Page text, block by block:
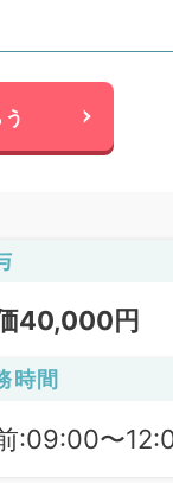
40,000円
時間
:09:00〜